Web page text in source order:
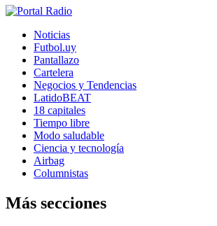
Noticias
Futbol.uy
Pantallazo
Cartelera
Negocios y Tendencias
LatidoBEAT
18 capitales
Tiempo libre
Modo saludable
Ciencia y tecnología
Airbag
Columnistas
Más secciones